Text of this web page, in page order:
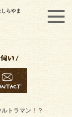
らやま
トラマン！？